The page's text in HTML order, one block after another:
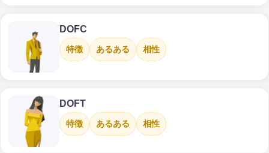
DOFC
特徴 あるある 相性
DOFT
特徴 あるある 相性